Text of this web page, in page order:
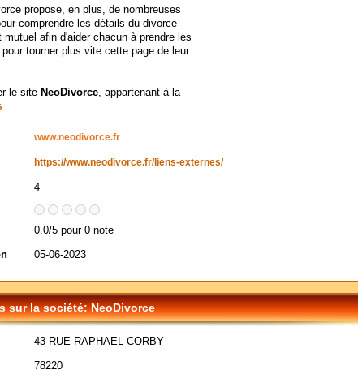
propose, en plus, de nombreuses
comprendre les détails du divorce
mutuel afin d'aider chacun à prendre les
tourner plus vite cette page de leur
le site NeoDivorce, appartenant à la
www.neodivorce.fr
https://www.neodivorce.fr/liens-externes/
4
0.0/5 pour 0 note
05-06-2023
sur la société: NeoDivorce
43 RUE RAPHAEL CORBY
78220